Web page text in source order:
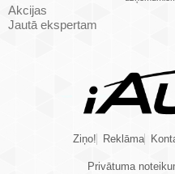
Akcijas
Jautā ekspertam
Ziņo! Reklāma
Privātuma